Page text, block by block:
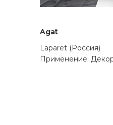
Agat
Laparet (Россия)
Применение: